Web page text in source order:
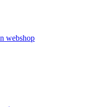
webshop